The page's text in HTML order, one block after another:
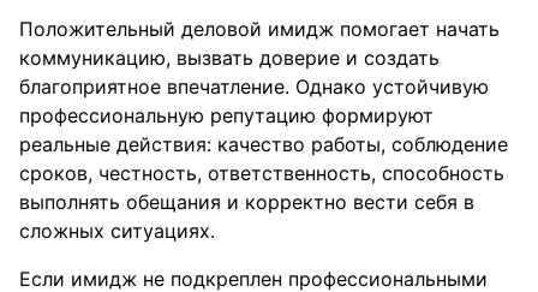
Положительный деловой имидж помогает начать
коммуникацию, вызвать доверие и создать
благоприятное впечатление. Однако устойчивую
профессиональную репутацию формируют
реальные действия: качество работы, соблюдение
сроков, честность, ответственность, способность
выполнять обещания и корректно вести себя в
сложных ситуациях.
Если имидж не подкреплен профессиональными